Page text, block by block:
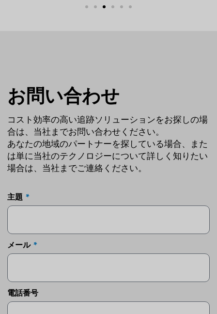
お問い合わせ
コスト効率の高い追跡ソリューションをお探しの場
合は、当社までお問い合わせください。
あなたの地域のパートナーを探している場合、また
は単に当社のテクノロジーについて詳しく知りたい
場合は、当社までご連絡ください。
主題
メール
電話番号